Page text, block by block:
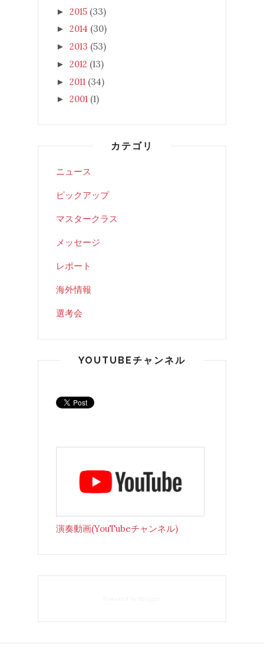
► 2015 (33)
► 2014 (30)
► 2013 (53)
► 2012 (13)
► 2011 (34)
► 2001 (1)
カテゴリ
ニュース
ピックアップ
マスタークラス
メッセージ
レポート
海外情報
選考会
YOUTUBEチャンネル
演奏動画(YouTubeチャンネル)